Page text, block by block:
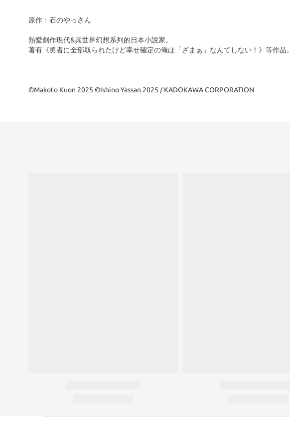
原作：石のやっさん
熱愛創作現代&異世界幻想系列的日本小說家。
著有《勇者に全部取られたけど幸せ確定の俺は「ざまぁ」なんてしない！》等作品。
©Makoto Kuon 2025 ©Ishino Yassan 2025 / KADOKAWA CORPORATION